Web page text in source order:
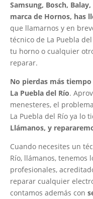
Samsung, Bosch,
marca de Hornos, has
que llamarnos y en
técnico de La Puebla
tu horno o cualquier
reparar.
No pierdas más
La Puebla del Río.
menesteres, el
La Puebla del Río ya lo
Llámanos, y
Cuando necesites un
Río, llámanos, tenemos
profesionales,
reparar cualquier
contamos además con